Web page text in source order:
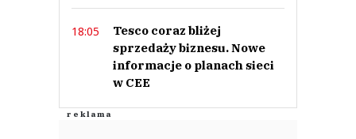
18:05
Tesco coraz bliżej
sprzedaży biznesu. Nowe
informacje o planach sieci
w CEE